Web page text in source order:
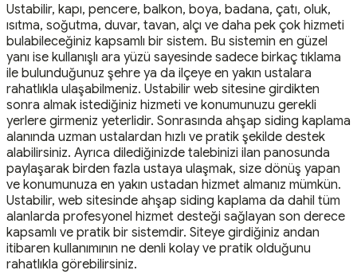
Ustabilir, kapı, pencere, balkon, boya, badana, çatı, oluk,
ısıtma, soğutma, duvar, tavan, alçı ve daha pek çok hizmeti
bulabileceğiniz kapsamlı bir sistem. Bu sistemin en güzel
yanı ise kullanışlı ara yüzü sayesinde sadece birkaç tıklama
ile bulunduğunuz şehre ya da ilçeye en yakın ustalara
rahatlıkla ulaşabilmeniz. Ustabilir web sitesine girdikten
sonra almak istediğiniz hizmeti ve konumunuzu gerekli
yerlere girmeniz yeterlidir. Sonrasında ahşap siding kaplama
alanında uzman ustalardan hızlı ve pratik şekilde destek
alabilirsiniz. Ayrıca dilediğinizde talebinizi ilan panosunda
paylaşarak birden fazla ustaya ulaşmak, size dönüş yapan
ve konumunuza en yakın ustadan hizmet almanız mümkün.
Ustabilir, web sitesinde ahşap siding kaplama da dahil tüm
alanlarda profesyonel hizmet desteği sağlayan son derece
kapsamlı ve pratik bir sistemdir. Siteye girdiğiniz andan
itibaren kullanımının ne denli kolay ve pratik olduğunu
rahatlıkla görebilirsiniz.